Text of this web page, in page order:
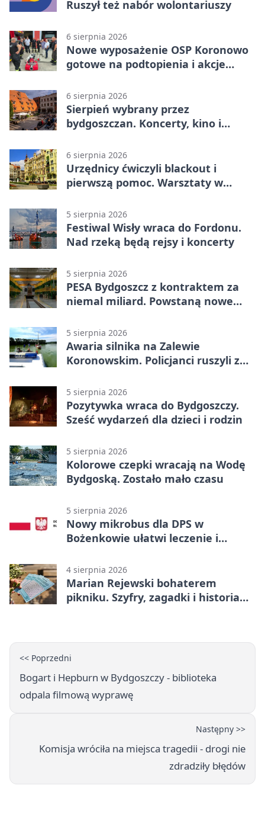
Ruszył też nabór wolontariuszy
6 sierpnia 2026
Nowe wyposażenie OSP Koronowo
gotowe na podtopienia i akcje
6 sierpnia 2026
Sierpień wybrany przez
bydgoszczan. Koncerty, kino i
6 sierpnia 2026
Urzędnicy ćwiczyli blackout i
pierwszą pomoc. Warsztaty w
5 sierpnia 2026
Festiwal Wisły wraca do Fordonu.
Nad rzeką będą rejsy i koncerty
5 sierpnia 2026
PESA Bydgoszcz z kontraktem za
niemal miliard. Powstaną nowe
5 sierpnia 2026
Awaria silnika na Zalewie
Koronowskim. Policjanci ruszyli z
5 sierpnia 2026
Pozytywka wraca do Bydgoszczy.
Sześć wydarzeń dla dzieci i rodzin
5 sierpnia 2026
Kolorowe czepki wracają na Wodę
Bydgoską. Zostało mało czasu
5 sierpnia 2026
Nowy mikrobus dla DPS w
Bożenkowie ułatwi leczenie i
4 sierpnia 2026
Marian Rejewski bohaterem
pikniku. Szyfry, zagadki i historia
<< Poprzedni
Bogart i Hepburn w Bydgoszczy - biblioteka
odpala filmową wyprawę
Następny >>
Komisja wróciła na miejsca tragedii - drogi nie
zdradziły błędów